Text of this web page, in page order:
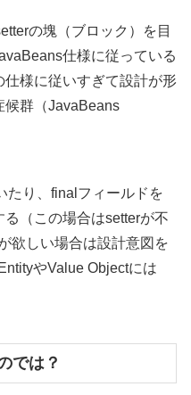
の塊（ブロック）を目
仕様に従っている
様に従いすぎて設計が形
候群（JavaBeans
たり、finalフィールドを
（この場合はsetterが不
欲しい場合は設計意図を
やValue Objectには
では？